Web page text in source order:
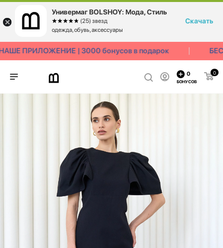
ПРИЛОЖЕНИЕ | 3000 бонусов в подарок
0
0
БОНУСОВ
Универмаг BOLSHOY: Мода, Стиль
☆☆☆☆☆
★★★★★ (25) звезд
одежда, обувь, аксессуары
Скачать